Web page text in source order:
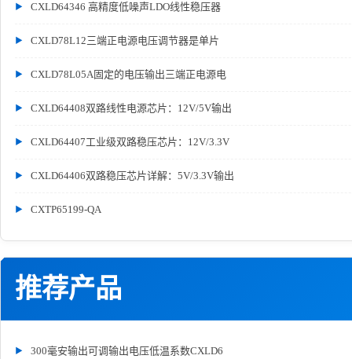
CXLD64346 高精度低噪声LDO线性稳压器
CXLD78L12三端正电源电压调节器是单片
CXLD78L05A固定的电压输出三端正电源电
CXLD64408双路线性电源芯片：12V/5V输出
CXLD64407工业级双路稳压芯片：12V/3.3V
CXLD64406双路稳压芯片详解：5V/3.3V输出
CXTP65199-QA
推荐产品
300毫安输出可调输出电压低温系数CXLD6